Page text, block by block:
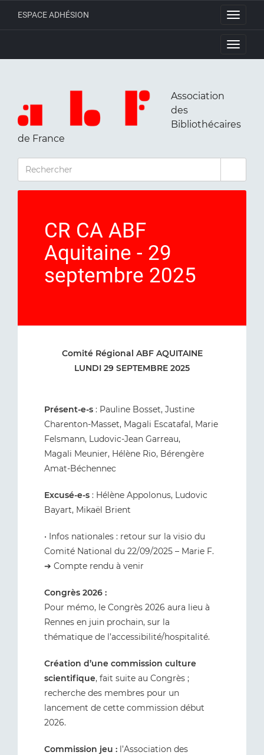
Toggle
ESPACE ADHÉSION
Toggle
Association
des
Bibliothécaires
de France
RECHERCHER
CR CA ABF
Aquitaine - 29
septembre 2025
Comité Régional ABF AQUITAINE
LUNDI 29 SEPTEMBRE 2025
Présent-e-s : Pauline Bosset, Justine
Charenton-Masset, Magali Escatafal, Marie
Felsmann, Ludovic-Jean Garreau,
Magali Meunier, Hélène Rio, Bérengère
Amat-Béchennec
Excusé-e-s : Hélène Appolonus, Ludovic
Bayart, Mikaël Brient
• Infos nationales : retour sur la visio du
Comité National du 22/09/2025 – Marie F.
➔ Compte rendu à venir
Congrès 2026 :
Pour mémo, le Congrès 2026 aura lieu à
Rennes en juin prochain, sur la
thématique de l’accessibilité/hospitalité.
Création d’une commission culture
scientifique, fait suite au Congrès ;
recherche des membres pour un
lancement de cette commission début
2026.
Commission jeu : l’Association des